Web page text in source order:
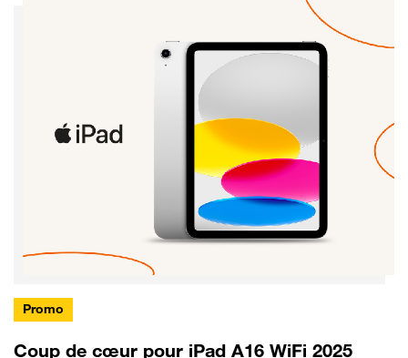
Promo
Coup de cœur pour iPad A16 WiFi 2025